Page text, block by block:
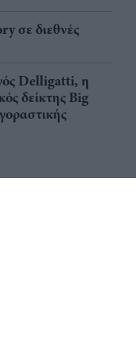
σε διεθνές
Delligatti, η
δείκτης Big